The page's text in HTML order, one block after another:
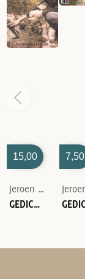
15,00
Jeroen den Harder
GEDICHTEN IN ROUW
7,50